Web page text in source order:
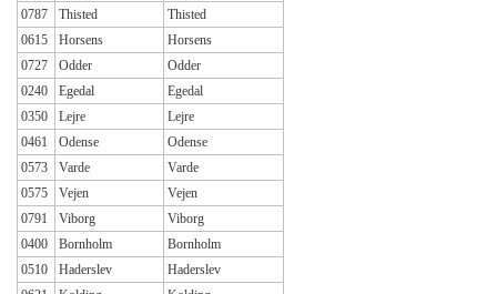
0787
Thisted
Thisted
0615
Horsens
Horsens
0727
Odder
Odder
0240
Egedal
Egedal
0350
Lejre
Lejre
0461
Odense
Odense
0573
Varde
Varde
0575
Vejen
Vejen
0791
Viborg
Viborg
0400
Bornholm
Bornholm
0510
Haderslev
Haderslev